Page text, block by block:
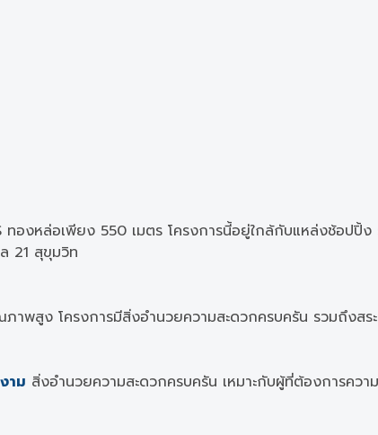
หล่อเพียง 550 เมตร โครงการนี้อยู่ใกล้กับแหล่งช้อปปิ้ง
21 สุขุมวิท
พสูง โครงการมีสิ่งอำนวยความสะดวกครบครัน รวมถึงสร
าม สิ่งอำนวยความสะดวกครบครัน เหมาะกับผู้ที่ต้องการควา